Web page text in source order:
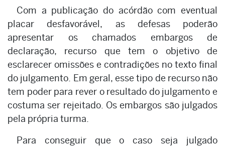
Com a publicação do acórdão com eventual
placar desfavorável, as defesas poderão
apresentar os chamados embargos de
declaração, recurso que tem o objetivo de
esclarecer omissões e contradições no texto final
do julgamento. Em geral, esse tipo de recurso não
tem poder para rever o resultado do julgamento e
costuma ser rejeitado. Os embargos são julgados
pela própria turma.
Para conseguir que o caso seja julgado